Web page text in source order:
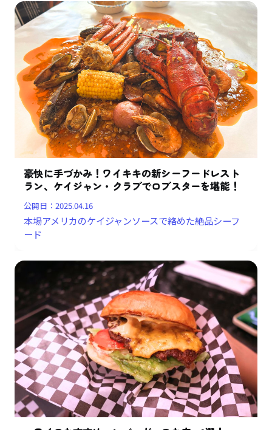
豪快に手づかみ！ワイキキの新シーフードレスト
ラン、ケイジャン・クラブでロブスターを堪能！
公開日：2025.04.16
本場アメリカのケイジャンソースで絡めた絶品シーフ
ード